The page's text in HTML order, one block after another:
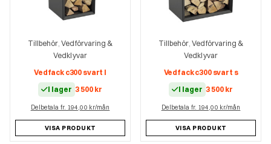
Tillbehör,Vedförvaring &
Vedklyvar
Vedfack c300 svart l
I lager 3 500 kr
Delbetala fr. 194,00 kr/mån
VISA PRODUKT
Tillbehör,Vedförvaring &
Vedklyvar
Vedfack c300 svart s
I lager 3 500 kr
Delbetala fr. 194,00 kr/mån
VISA PRODUKT